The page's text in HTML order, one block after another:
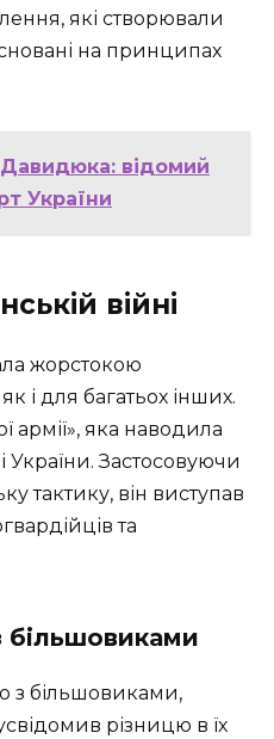
які створювали
на принципах
відомий
України
війні
жорстокою
і для багатьох інших.
армії», яка наводила
України. Застосовуючи
тактику, він виступав
та
більшовиками
з більшовиками,
різницю в їх